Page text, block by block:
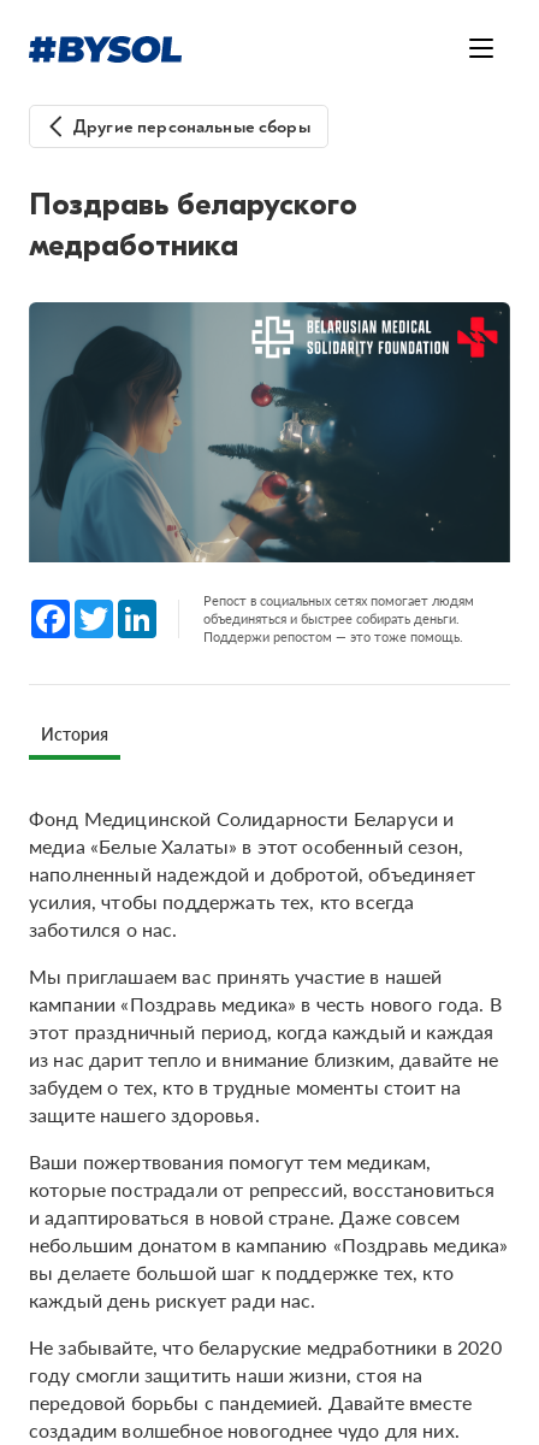
Другие персональные сборы
Поздравь беларуского
медработника
Facebook
Twitter LinkedInРепост в социальных сетях помогает людям
объединяться и быстрее собирать деньги.
Поддержи репостом — это тоже помощь.
История
Фонд Медицинской Солидарности Беларуси и
медиа «Белые Халаты» в этот особенный сезон,
наполненный надеждой и добротой, объединяет
усилия, чтобы поддержать тех, кто всегда
заботился о нас.
Мы приглашаем вас принять участие в нашей
кампании «Поздравь медика» в честь нового года. В
этот праздничный период, когда каждый и каждая
из нас дарит тепло и внимание близким, давайте не
забудем о тех, кто в трудные моменты стоит на
защите нашего здоровья.
Ваши пожертвования помогут тем медикам,
которые пострадали от репрессий, восстановиться
и адаптироваться в новой стране. Даже совсем
небольшим донатом в кампанию «Поздравь медика»
вы делаете большой шаг к поддержке тех, кто
каждый день рискует ради нас.
Не забывайте, что беларуские медработники в 2020
году смогли защитить наши жизни, стоя на
передовой борьбы с пандемией. Давайте вместе
создадим волшебное новогоднее чудо для них.